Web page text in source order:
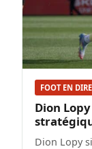
FOOT EN
Dion
Dion Lopy